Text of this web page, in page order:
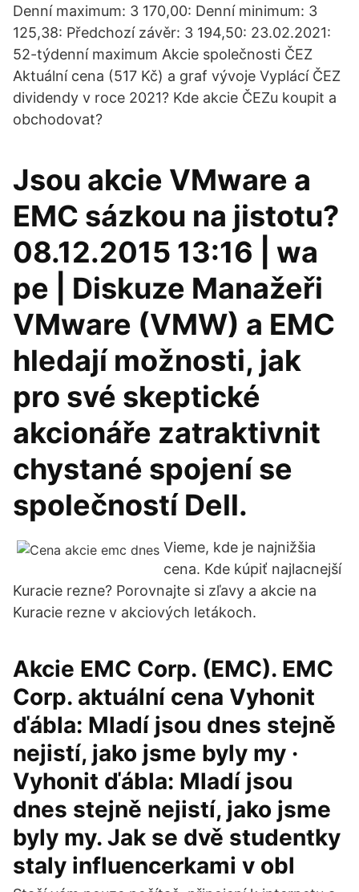
Denní maximum: 3 170,00: Denní minimum: 3
125,38: Předchozí závěr: 3 194,50: 23.02.2021:
52-týdenní maximum Akcie společnosti ČEZ
Aktuální cena (517 Kč) a graf vývoje Vyplácí ČEZ
dividendy v roce 2021? Kde akcie ČEZu koupit a
obchodovat?
Jsou akcie VMware a
EMC sázkou na jistotu?
08.12.2015 13:16 | wa
pe | Diskuze Manažeři
VMware (VMW) a EMC
hledají možnosti, jak
pro své skeptické
akcionáře zatraktivnit
chystané spojení se
společností Dell.
Vieme, kde je najnižšia
cena. Kde kúpiť najlacnejší
Kuracie rezne? Porovnajte si zľavy a akcie na
Kuracie rezne v akciových letákoch.
Akcie EMC Corp. (EMC). EMC
Corp. aktuální cena Vyhonit
ďábla: Mladí jsou dnes stejně
nejistí, jako jsme byly my ·
Vyhonit ďábla: Mladí jsou
dnes stejně nejistí, jako jsme
byly my. Jak se dvě studentky
staly influencerkami v obl